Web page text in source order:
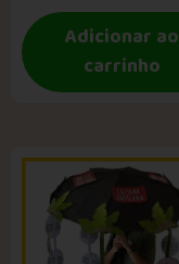
Adicionar ao
carrinho